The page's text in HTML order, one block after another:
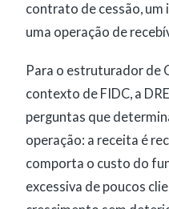
contrato de cessão,
uma operação de
Para o estruturador de
contexto de FIDC, a
perguntas que
operação: a receita é
comporta o custo do
excessiva de poucos